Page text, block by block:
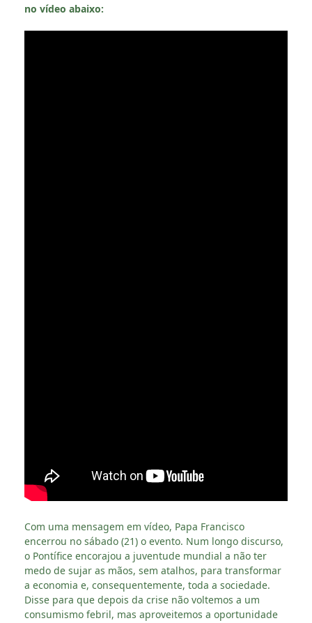
no vídeo abaixo:
Com uma mensagem em vídeo, Papa Francisco
encerrou no sábado (21) o evento. Num longo discurso,
o Pontífice encorajou a juventude mundial a não ter
medo de sujar as mãos, sem atalhos, para transformar
a economia e, consequentemente, toda a sociedade.
Disse para que depois da crise não voltemos a um
consumismo febril, mas aproveitemos a oportunidade